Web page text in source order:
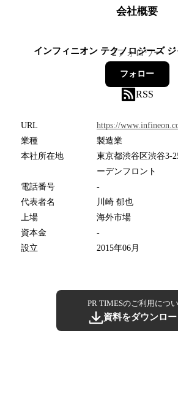
会社概要
インフィニオン テクノロジーズ
2フォロワー
フォロー
RSS
URL
https://
業種
製造業
本社所在地
東京都渋谷区渋谷
ーデンフロント
電話番号
-
代表者名
川崎 郁也
上場
海外市場
資本金
-
設立
2015年06月
PR TIMESのご利用につ
資料をダウンロー